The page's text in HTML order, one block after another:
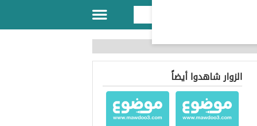
الزوار شاهدوا أيضاً